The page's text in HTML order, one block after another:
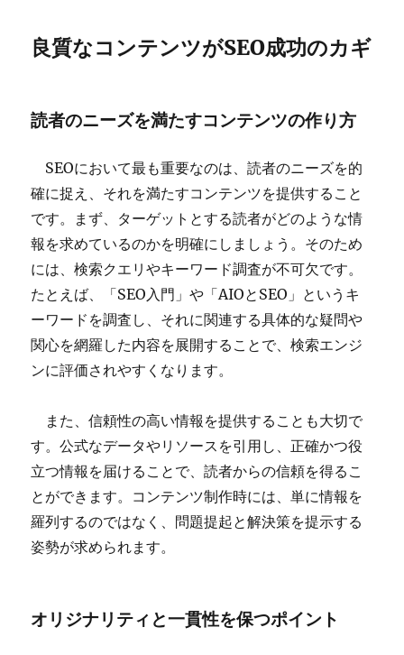
良質なコンテンツがSEO成功のカギ
読者のニーズを満たすコンテンツの作り方
SEOにおいて最も重要なのは、読者のニーズを的
確に捉え、それを満たすコンテンツを提供すること
です。まず、ターゲットとする読者がどのような情
報を求めているのかを明確にしましょう。そのため
には、検索クエリやキーワード調査が不可欠です。
たとえば、「SEO入門」や「AIOとSEO」というキ
ーワードを調査し、それに関連する具体的な疑問や
関心を網羅した内容を展開することで、検索エンジ
ンに評価されやすくなります。
また、信頼性の高い情報を提供することも大切で
す。公式なデータやリソースを引用し、正確かつ役
立つ情報を届けることで、読者からの信頼を得るこ
とができます。コンテンツ制作時には、単に情報を
羅列するのではなく、問題提起と解決策を提示する
姿勢が求められます。
オリジナリティと一貫性を保つポイント